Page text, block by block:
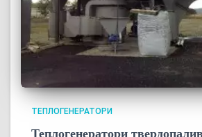
ТЕПЛОГЕНЕРАТОРИ
Теплогенератори